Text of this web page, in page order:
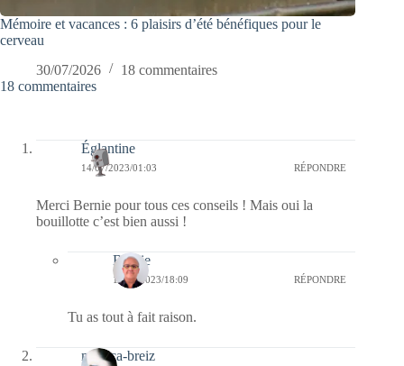
Mémoire et vacances : 6 plaisirs d’été bénéfiques pour le
cerveau
30/07/2026
18 commentaires
18 commentaires
Églantine
14/07/2023/01:03 RÉPONDRE
Merci Bernie pour tous ces conseils ! Mais oui la
bouillotte c’est bien aussi !
Bernie
14/07/2023/18:09 RÉPONDRE
Tu as tout à fait raison.
monica-breiz